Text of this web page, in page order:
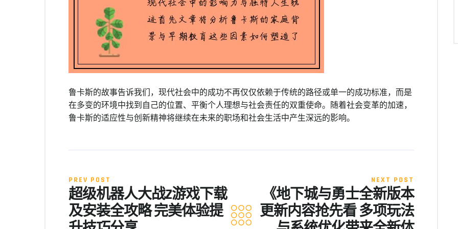
鲁卡斯的故事告诉我们，现代社会中的成功不再仅仅依赖于传统的路径或单一的成功标准，而是
在多变的环境中找到自己的位置、平衡个人理想与社会责任的双重使命。随着社会变革的加速，
鲁卡斯的适应性与创新精神将继续在未来的职场和社会生活中产生深远的影响。
PREV POST
超级机器人大战Z游戏下载
及安装全攻略 完美体验提
NEXT POST
《地下城与勇士全新版本
更新内容抢先看 多项玩法